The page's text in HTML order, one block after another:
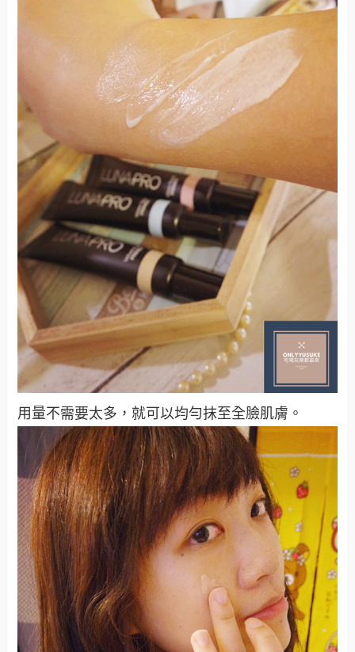
用量不需要太多，就可以均勻抹至全臉肌膚。